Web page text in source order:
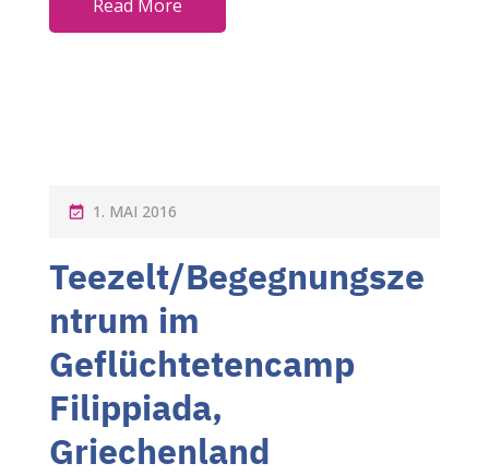
Read More
P
S
E
D
O
N
1. MAI 2016
Teezelt/Begegnungsze
ntrum im
Geflüchtetencamp
Filippiada,
Griechenland